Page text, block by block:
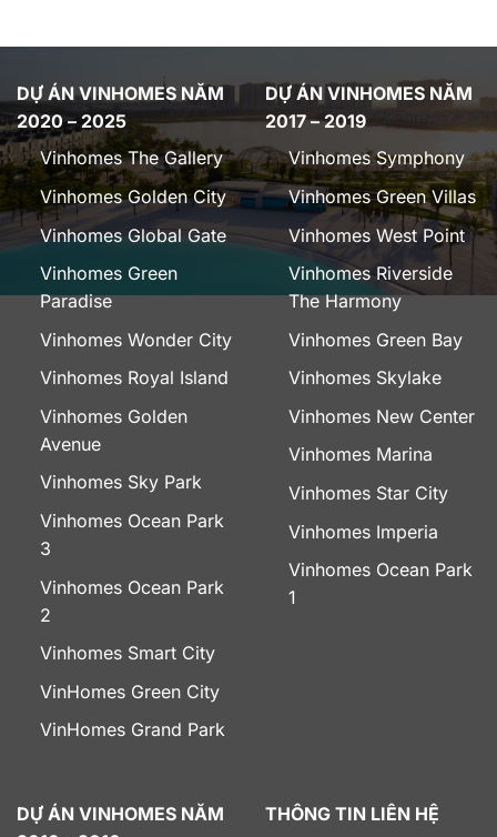
DỰ ÁN VINHOMES NĂM
2020 – 2025
Vinhomes The Gallery
Vinhomes Golden City
Vinhomes Global Gate
Vinhomes Green
Paradise
Vinhomes Wonder City
Vinhomes Royal Island
Vinhomes Golden
Avenue
Vinhomes Sky Park
Vinhomes Ocean Park
3
Vinhomes Ocean Park
2
Vinhomes Smart City
VinHomes Green City
VinHomes Grand Park
DỰ ÁN VINHOMES NĂM
2017 – 2019
Vinhomes Symphony
Vinhomes Green Villas
Vinhomes West Point
Vinhomes Riverside
The Harmony
Vinhomes Green Bay
Vinhomes Skylake
Vinhomes New Center
Vinhomes Marina
Vinhomes Star City
Vinhomes Imperia
Vinhomes Ocean Park
1
DỰ ÁN VINHOMES NĂM
THÔNG TIN LIÊN HỆ